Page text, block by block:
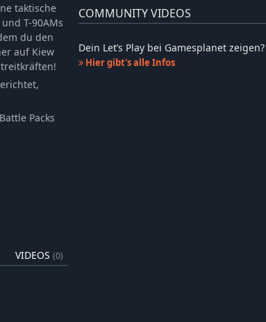
taktische
T-90AMs
du den
auf Kiew
Packs
VIDEOS (0)
COMMUNITY VIDEOS
Dein Let’s Play bei Gamesplanet zeigen?
Hier gibt's alle Infos